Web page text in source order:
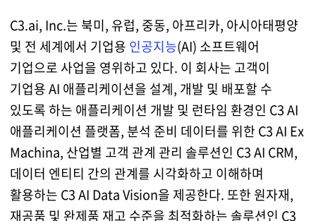
C3.ai, Inc.는 북미, 유럽, 중동, 아프리카, 아시아태평양
및 전 세계에서 기업용 인공지능(AI) 소프트웨어
기업으로 사업을 영위하고 있다. 이 회사는 고객이
기업용 AI 애플리케이션을 설계, 개발 및 배포할 수
있도록 하는 애플리케이션 개발 및 런타임 환경인 C3 AI
애플리케이션 플랫폼, 분석 준비 데이터를 위한 C3 AI Ex
Machina, 산업별 고객 관계 관리 솔루션인 C3 AI CRM,
데이터 엔티티 간의 관계를 시각화하고 이해하며
활용하는 C3 AI Data Vision을 제공한다. 또한 원자재,
재공품 및 완제품 재고 수준을 최적화하는 솔루션인 C3